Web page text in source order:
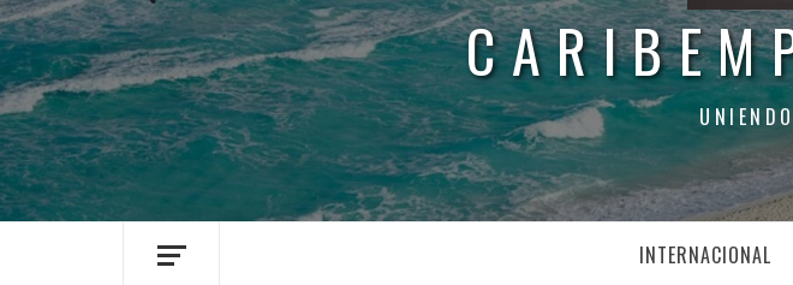
INTERNACIONAL